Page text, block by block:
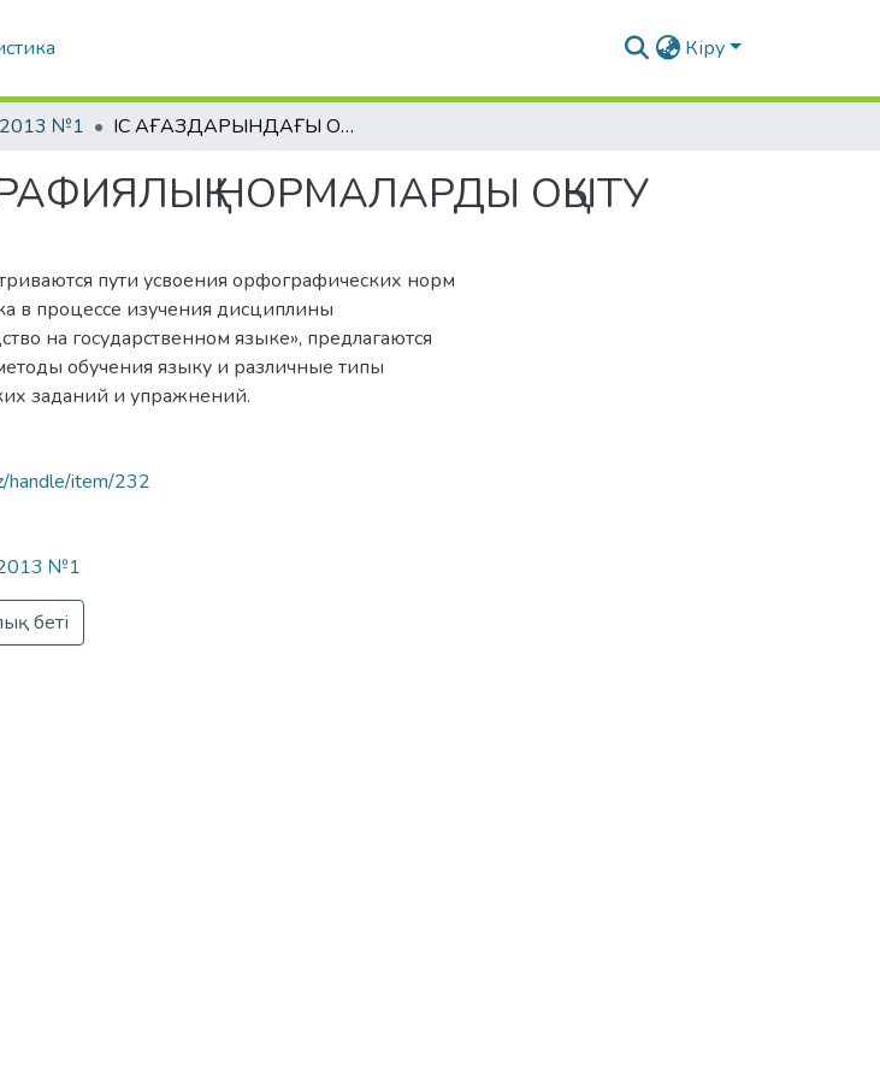
Кіру
№1 ІС ҚАҒАЗДАРЫНДАҒЫ ОРФОГРАФИЯЛЫҚ НОРМАЛАРДЫ ОҚЫТУ
НОРМАЛАРДЫ ОҚЫТУ
пути усвоения орфографических норм
в процессе изучения дисциплины
на государственном языке», предлагаются
обучения языку и различные типы
заданий и упражнений.
handle/item/232
№1
беті